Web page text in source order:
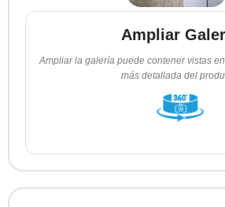
Ampliar
Ampliar la galería puede contener vistas
más detallada del